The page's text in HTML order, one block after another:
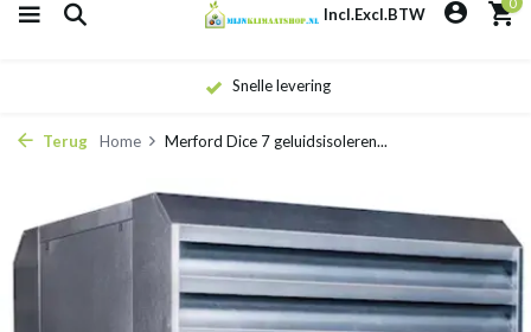
Incl.Excl.BTW
Eigen monteurs
Terug Home Merford Dice 7 geluidsisoleren...